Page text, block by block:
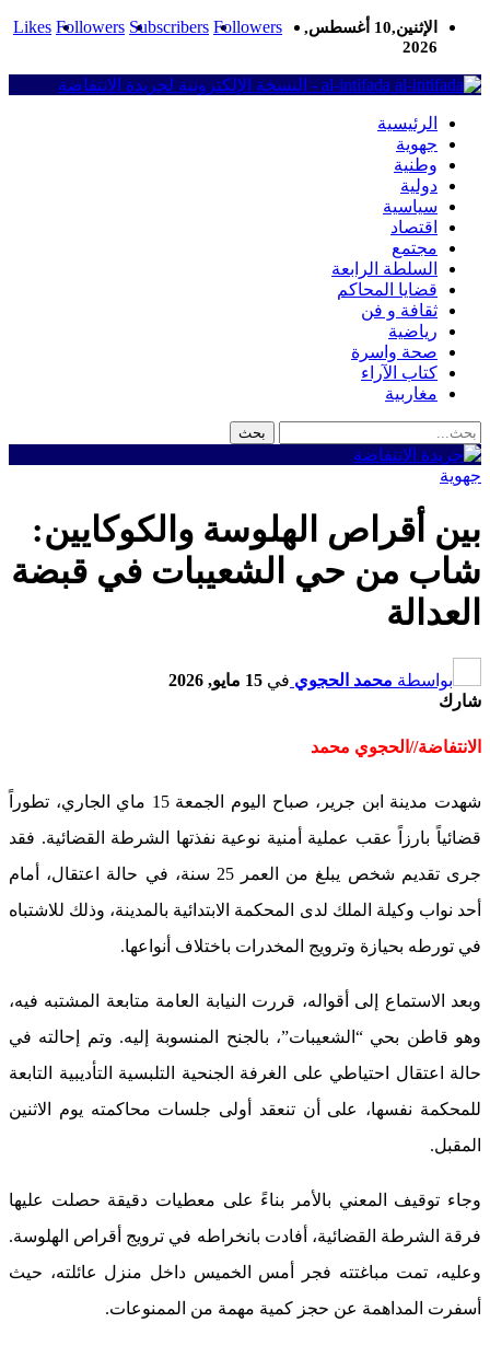
Likes Followers Subscribers Followers
الإثنين,10 أغسطس,
2026
al-intifada - النسخة الإلكترونية لجريدة الانتفاضة
الرئيسية
جهوية
وطنية
دولية
سياسية
اقتصاد
مجتمع
السلطة الرابعة
قضايا المحاكم
ثقافة و فن
رياضية
صحة واسرة
كتاب الآراء
مغاربية
جهوية
بين أقراص الهلوسة والكوكايين:
شاب من حي الشعيبات في قبضة
العدالة
بواسطة محمد الحجوي في 15 مايو, 2026
شارك
الانتفاضة//الحجوي محمد
شهدت مدينة ابن جرير، صباح اليوم الجمعة 15 ماي الجاري، تطوراً
قضائياً بارزاً عقب عملية أمنية نوعية نفذتها الشرطة القضائية. فقد
جرى تقديم شخص يبلغ من العمر 25 سنة، في حالة اعتقال، أمام
أحد نواب وكيلة الملك لدى المحكمة الابتدائية بالمدينة، وذلك للاشتباه
في تورطه بحيازة وترويج المخدرات باختلاف أنواعها.
وبعد الاستماع إلى أقواله، قررت النيابة العامة متابعة المشتبه فيه،
وهو قاطن بحي “الشعيبات”، بالجنح المنسوبة إليه. وتم إحالته في
حالة اعتقال احتياطي على الغرفة الجنحية التلبسية التأديبية التابعة
للمحكمة نفسها، على أن تنعقد أولى جلسات محاكمته يوم الاثنين
المقبل.
وجاء توقيف المعني بالأمر بناءً على معطيات دقيقة حصلت عليها
فرقة الشرطة القضائية، أفادت بانخراطه في ترويج أقراص الهلوسة.
وعليه، تمت مباغتته فجر أمس الخميس داخل منزل عائلته، حيث
أسفرت المداهمة عن حجز كمية مهمة من الممنوعات.